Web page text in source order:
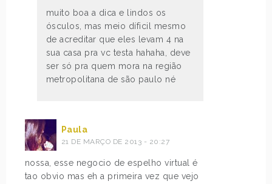
muito boa a dica e lindos os
ósculos, mas meio díficil mesmo
de acreditar que eles levam 4 na
sua casa pra vc testa hahaha, deve
ser só pra quem mora na região
metropolitana de são paulo né
Paula
21 DE MARÇO DE 2013 - 20:27
nossa, esse negocio de espelho virtual é
tao obvio mas eh a primeira vez que vejo